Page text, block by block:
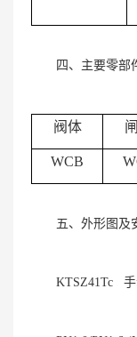
四、主要零部
阀体
WCB
五、外形图及
KTSZ41Tc 手